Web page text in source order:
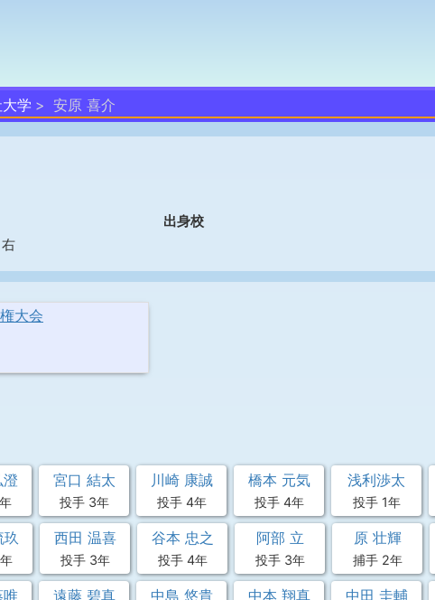
学 安原 喜介
出身校
大会
宮口 結太
投手 3年
川崎 康誠
投手 4年
橋本 元気
投手 4年
浅利渉太
投手 1年
西田 温喜
投手 3年
谷本 忠之
投手 4年
阿部 立
投手 3年
原 壮輝
捕手 2年
唯 遠藤 碧真 中島 悠貴 中本 翔真 中田 圭輔